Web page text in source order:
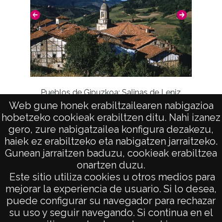
Web gune honek erabiltzailearen nabigazioa
hobetzeko cookieak erabiltzen ditu. Nahi izanez
gero, zure nabigatzailea konfigura dezakezu,
haiek ez erabiltzeko eta nabigatzen jarraitzeko.
Gunean jarraitzen baduzu, cookieak erabiltzea
onartzen duzu.
Este sitio utiliza cookies u otros medios para
mejorar la experiencia de usuario. Si lo desea,
puede configurar su navegador para rechazar
su uso y seguir navegando. Si continua en el
Pueblos de Gipuzkoa: Salinas de Leniz
AVISO LEGAL
POLÍTICA DE PRIVACIDAD
ACCESIBILIDAD
ATENCIÓN CIUDADANA